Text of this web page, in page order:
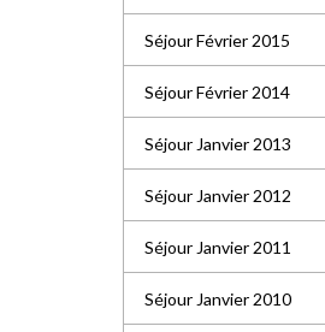
Séjour Février 2015
Séjour Février 2014
Séjour Janvier 2013
Séjour Janvier 2012
Séjour Janvier 2011
Séjour Janvier 2010